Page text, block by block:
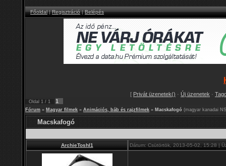
Főoldal|Regisztráció|Belépés
[ Privát üzenetek() · Új üzenetek ·
Oldal 1 / 1 1
Fórum » Magyar filmek » Animációs, báb és rajzfilmek » Macskafogó (magyar kanadai
Macskafogó
ArchieToshI1 Dátum: Csütörtök, 2013-05-02, 15:28 |